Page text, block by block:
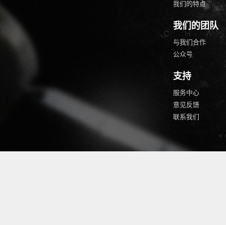
我们的特点
我们的团队
与我们合作
公众号
支持
服务中心
意见反馈
联系我们